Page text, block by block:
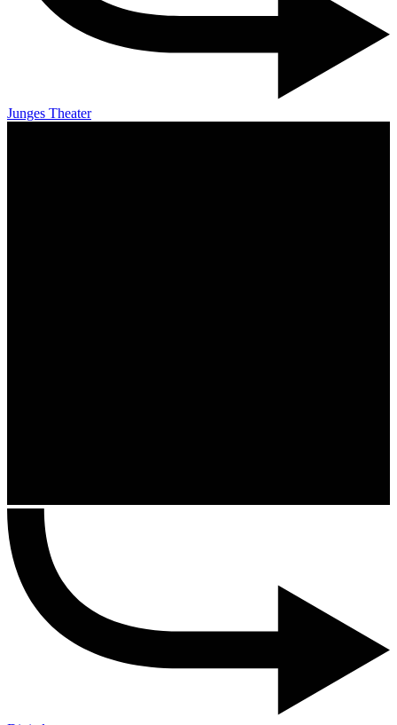
Junges Theater